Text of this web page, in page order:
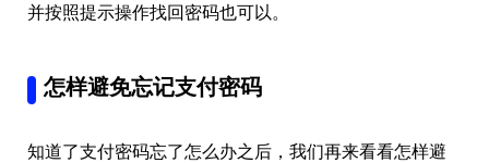
并按照提示操作找回密码也可以。
怎样避免忘记支付密码
知道了支付密码忘了怎么办之后，我们再来看看怎样避